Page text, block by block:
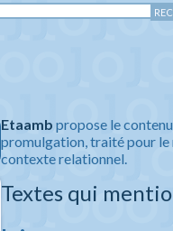
Etaamb propose le
promulgation, traité pour
contexte relationnel.
Textes qui